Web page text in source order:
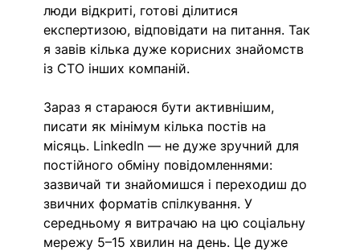
люди відкриті, готові ділитися
експертизою, відповідати на питання. Так
я завів кілька дуже корисних знайомств
із CTO інших компаній.
Зараз я стараюся бути активнішим,
писати як мінімум кілька постів на
місяць. LinkedIn — не дуже зручний для
постійного обміну повідомленнями:
зазвичай ти знайомишся і переходиш до
звичних форматів спілкування. У
середньому я витрачаю на цю соціальну
мережу 5–15 хвилин на день. Це дуже